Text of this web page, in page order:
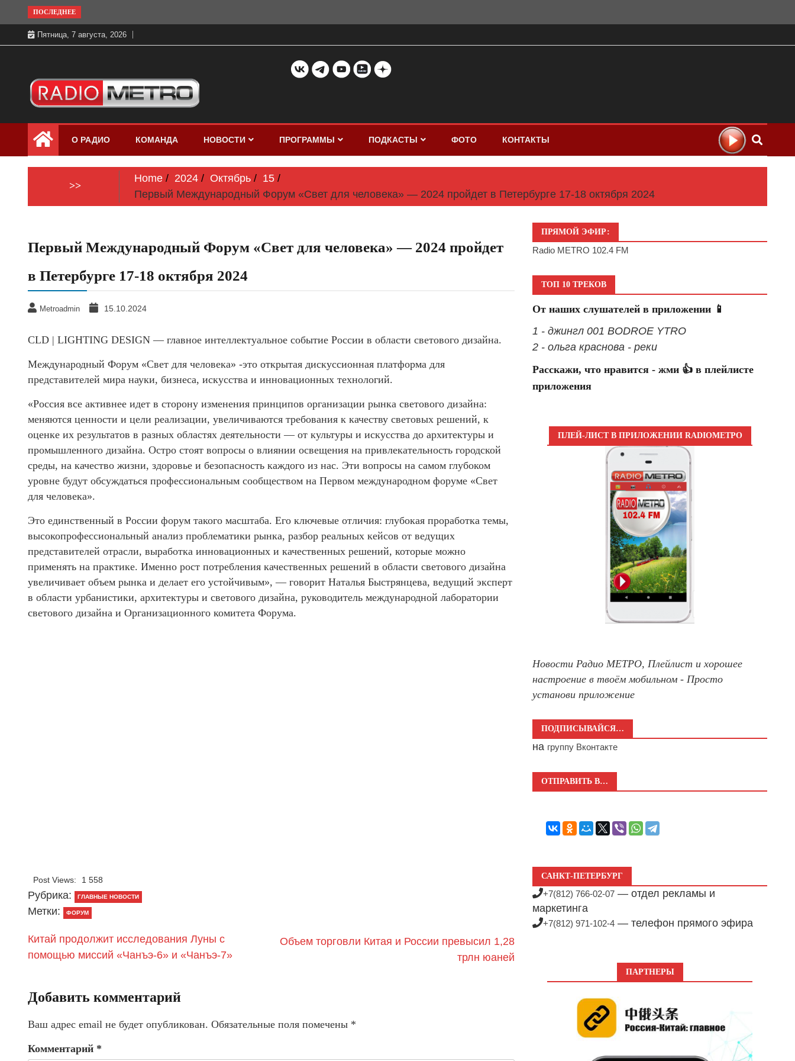
to
content
ПОСЛЕДНЕЕ
Пятница, 7 августа, 2026
Радио МЕТРО
бесплатно в хорошем качестве Санкт-
Петербург и Россия
О РАДИО КОМАНДА НОВОСТИ ПРОГРАММЫ ПОДКАСТЫ ФОТО КОНТАКТЫ
>>
Home 2024 Октябрь
15
Первый Международный Форум «Свет для человека» — 2024 пройдет в Петербурге 17-18 октября 2024
Первый Международный Форум «Свет для человека» — 2024 пройдет
в Петербурге 17-18 октября 2024
Metroadmin 15.10.2024
CLD | LIGHTING DESIGN — главное интеллектуальное событие России в области светового дизайна.
Международный Форум «Свет для человека» -это открытая дискуссионная платформа для
представителей мира науки, бизнеса, искусства и инновационных технологий.
«Россия все активнее идет в сторону изменения принципов организации рынка светового дизайна:
меняются ценности и цели реализации, увеличиваются требования к качеству световых решений, к
оценке их результатов в разных областях деятельности — от культуры и искусства до архитектуры и
промышленного дизайна. Остро стоят вопросы о влиянии освещения на привлекательность городской
среды, на качество жизни, здоровье и безопасность каждого из нас. Эти вопросы на самом глубоком
уровне будут обсуждаться профессиональным сообществом на Первом международном форуме «Свет
для человека».
Это единственный в России форум такого масштаба. Его ключевые отличия: глубокая проработка темы,
высокопрофессиональный анализ проблематики рынка, разбор реальных кейсов от ведущих
представителей отрасли, выработка инновационных и качественных решений, которые можно
применять на практике. Именно рост потребления качественных решений в области светового дизайна
увеличивает объем рынка и делает его устойчивым», — говорит Наталья Быстрянцева, ведущий эксперт
в области урбанистики, архитектуры и светового дизайна, руководитель международной лаборатории
светового дизайна и Организационного комитета Форума.
Post Views: 1 558
Рубрика: ГЛАВНЫЕ НОВОСТИ
Метки: ФОРУМ
Китай продолжит исследования Луны с
помощью миссий «Чанъэ-6» и «Чанъэ-7»
Объем торговли Китая и России превысил 1,28
трлн юаней
Добавить комментарий
Ваш адрес email не будет опубликован. Обязательные поля помечены *
Комментарий *
ПРЯМОЙ ЭФИР:
Radio METRO 102.4 FM
ТОП 10 ТРЕКОВ
От наших слушателей в приложении 📱
1 - джингл 001 BODROE YTRO
2 - ольга краснова - реки
Расскажи, что нравится - жми 👍 в плейлисте
приложения
ПЛЕЙ-ЛИСТ В ПРИЛОЖЕНИИ RADIOМЕТРО
Новости Радио МЕТРО, Плейлист и хорошее
настроение в твоём мобильном - Просто
установи приложение
ПОДПИСЫВАЙСЯ…
на группу Вконтакте
ОТПРАВИТЬ В…
САНКТ-ПЕТЕРБУРГ
+7(812) 766-02-07 — отдел рекламы и
маркетинга
+7(812) 971-102-4 — телефон прямого эфира
ПАРТНЕРЫ